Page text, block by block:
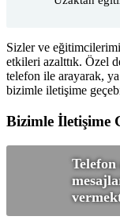
Sizler ve
etkileri azalttık. Özel
telefon ile arayarak,
bizimle iletişime
Bizimle İletişime
Telefon